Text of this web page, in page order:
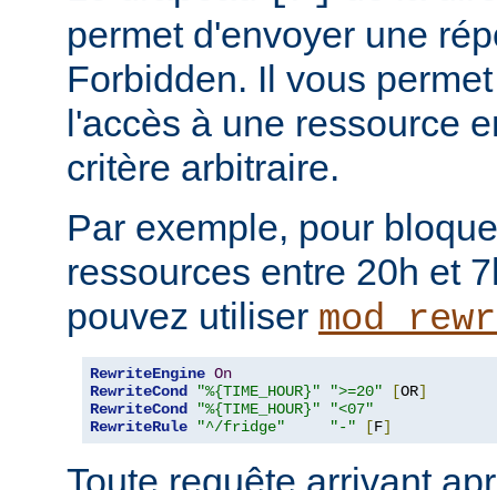
permet d'envoyer une
Forbidden. Il vous
l'accès à une ressource
critère arbitraire.
Par exemple, pour
ressources entre 20h et
pouvez utiliser
RewriteEngine On
RewriteCond
"%{TIME_HOUR}" ">=20" [OR]
RewriteCond
"%{TIME_HOUR}"
"<07"
RewriteRule
"^/fridge" "-" [F]
Toute requête arrivant